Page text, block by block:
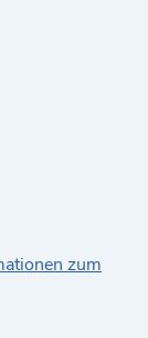
zum